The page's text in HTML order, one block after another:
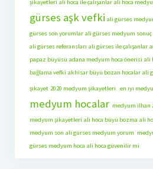
şikayetleri ali hoca ile çalışanlar ali hoca
gürses aşk vefki ali gürses
gürses son yorumlar ali gürses medyum sonuç
ali gürses referansları ali gürses ile çalışanlar
papaz büyüsü adana medyum hoca önerisi ali
bağlama vefki akhisar büyü bozan hocalar ali
şikayet 2020 medyum şikayetleri en iyi
medyum hocalar medyum ilhan
medyum şikayetleri ali hoca büyü bozma ali
medyum son ali gürses medyum yorum
gürses medyum hoca ali hoca güvenilir mi